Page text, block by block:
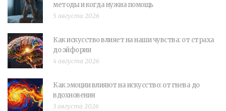
методы и когда нужна помощь
5 августа 2026
Как искусство влияет на наши чувства: от страха
до эйфории
4 августа 2026
Как эмоции влияют на искусство: от гнева до
вдохновения
3 августа 2026